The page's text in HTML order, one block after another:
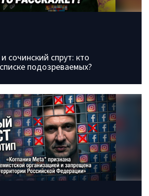
сочинский спрут: кто
подозреваемых?